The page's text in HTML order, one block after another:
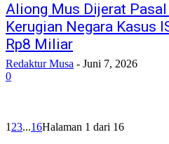
Aliong Mus Dijerat Pasal
Kerugian Negara Kasus
Rp8 Miliar
Redaktur Musa - Juni 7, 2026
0
1 23...16Halaman 1 dari 16